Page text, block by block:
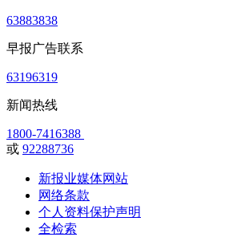
63883838
早报广告联系
63196319
新闻热线
1800-7416388
或 92288736
新报业媒体网站
网络条款
个人资料保护声明
全检索